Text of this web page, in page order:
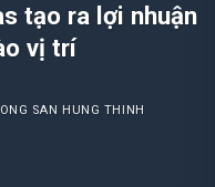
tạo ra lợi nhuận
vị trí
SAN HUNG THINH